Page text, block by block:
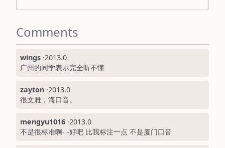
Comments
wings ·2013.0
广州的同学表示完全听不懂
zayton ·2013.0
很文雅，海口音。
mengyu1016 ·2013.0
不是很标准啊- -好吧 比我标注一点 不是厦门口音